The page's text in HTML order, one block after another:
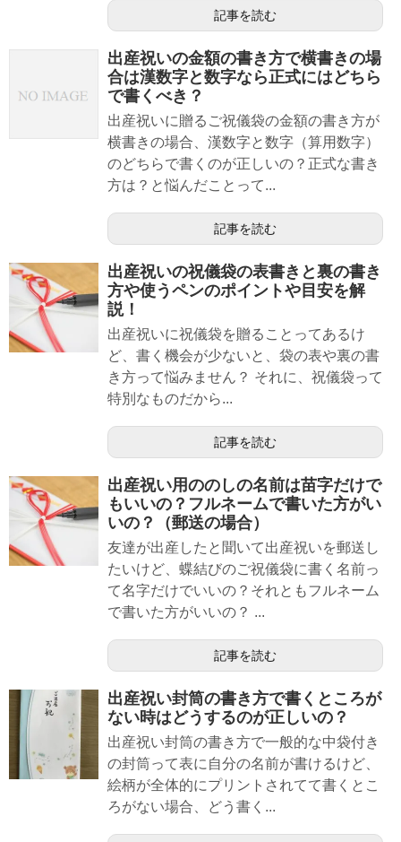
記事を読む
出産祝いの金額の書き方で横書きの場
合は漢数字と数字なら正式にはどちら
で書くべき？
出産祝いに贈るご祝儀袋の金額の書き方が
横書きの場合、漢数字と数字（算用数字）
のどちらで書くのが正しいの？正式な書き
方は？と悩んだことって...
記事を読む
出産祝いの祝儀袋の表書きと裏の書き
方や使うペンのポイントや目安を解
説！
出産祝いに祝儀袋を贈ることってあるけ
ど、書く機会が少ないと、袋の表や裏の書
き方って悩みません？ それに、祝儀袋って
特別なものだから...
記事を読む
出産祝い用ののしの名前は苗字だけで
もいいの？フルネームで書いた方がい
いの？（郵送の場合）
友達が出産したと聞いて出産祝いを郵送し
たいけど、蝶結びのご祝儀袋に書く名前っ
て名字だけでいいの？それともフルネーム
で書いた方がいいの？ ...
記事を読む
出産祝い封筒の書き方で書くところが
ない時はどうするのが正しいの？
出産祝い封筒の書き方で一般的な中袋付き
の封筒って表に自分の名前が書けるけど、
絵柄が全体的にプリントされてて書くとこ
ろがない場合、どう書く...